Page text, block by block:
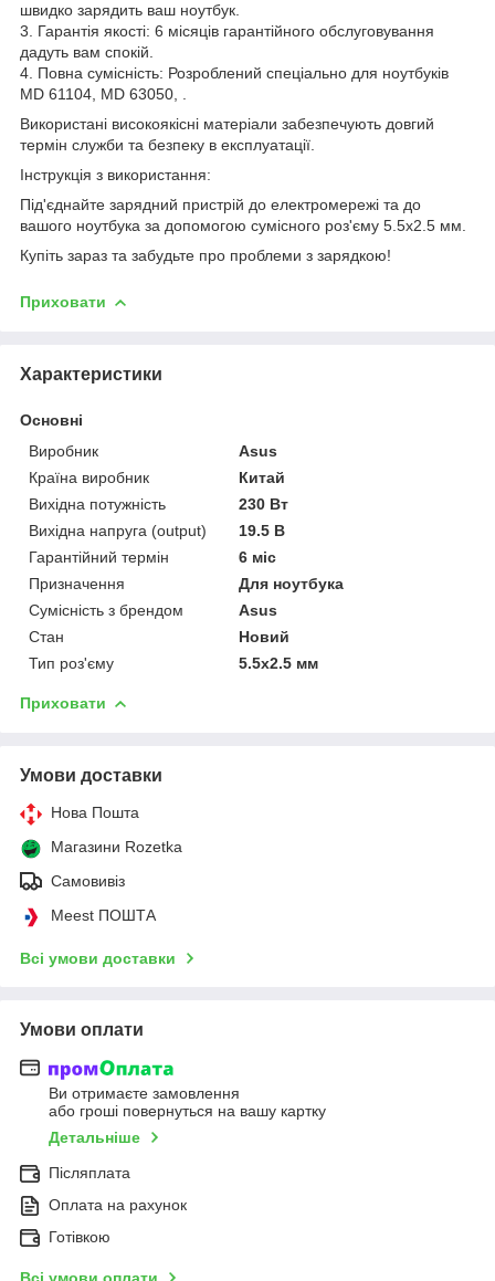
швидко зарядить ваш ноутбук.
3. Гарантія якості: 6 місяців гарантійного обслуговування
дадуть вам спокій.
4. Повна сумісність: Розроблений спеціально для ноутбуків
MD 61104, MD 63050, .
Використані високоякісні матеріали забезпечують довгий
термін служби та безпеку в експлуатації.
Інструкція з використання:
Під'єднайте зарядний пристрій до електромережі та до
вашого ноутбука за допомогою сумісного роз'єму 5.5x2.5 мм.
Купіть зараз та забудьте про проблеми з зарядкою!
Приховати
Характеристики
Основні
Виробник
Asus
Країна виробник
Китай
Вихідна потужність
230 Вт
Вихідна напруга (output)
19.5 В
Гарантійний термін
6 міс
Призначення
Для ноутбука
Сумісність з брендом
Asus
Стан
Новий
Тип роз'єму
5.5x2.5 мм
Приховати
Умови доставки
Нова Пошта
Магазини Rozetka
Самовивіз
Meest ПОШТА
Всі умови доставки
Умови оплати
Ви отримаєте замовлення
або гроші повернуться на вашу картку
Детальніше
Післяплата
Оплата на рахунок
Готівкою